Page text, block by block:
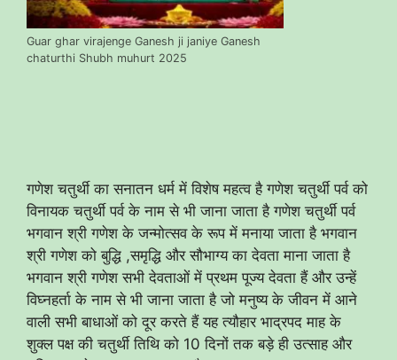
Guar ghar virajenge Ganesh ji janiye Ganesh
chaturthi Shubh muhurt 2025
गणेश चतुर्थी का सनातन धर्म में विशेष महत्व है गणेश चतुर्थी पर्व को
विनायक चतुर्थी पर्व के नाम से भी जाना जाता है गणेश चतुर्थी पर्व
भगवान श्री गणेश के जन्मोत्सव के रूप में मनाया जाता है भगवान
श्री गणेश को बुद्धि ,समृद्धि और सौभाग्य का देवता माना जाता है
भगवान श्री गणेश सभी देवताओं में प्रथम पूज्य देवता हैं और उन्हें
विघ्नहर्ता के नाम से भी जाना जाता है जो मनुष्य के जीवन में आने
वाली सभी बाधाओं को दूर करते हैं यह त्यौहार भाद्रपद माह के
शुक्ल पक्ष की चतुर्थी तिथि को 10 दिनों तक बड़े ही उत्साह और